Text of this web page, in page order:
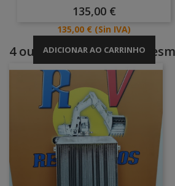
Preço
135,00 €
Preço
135,00 € (Sin IVA)
ADICIONAR AO CARRINHO
4 outros produtos na